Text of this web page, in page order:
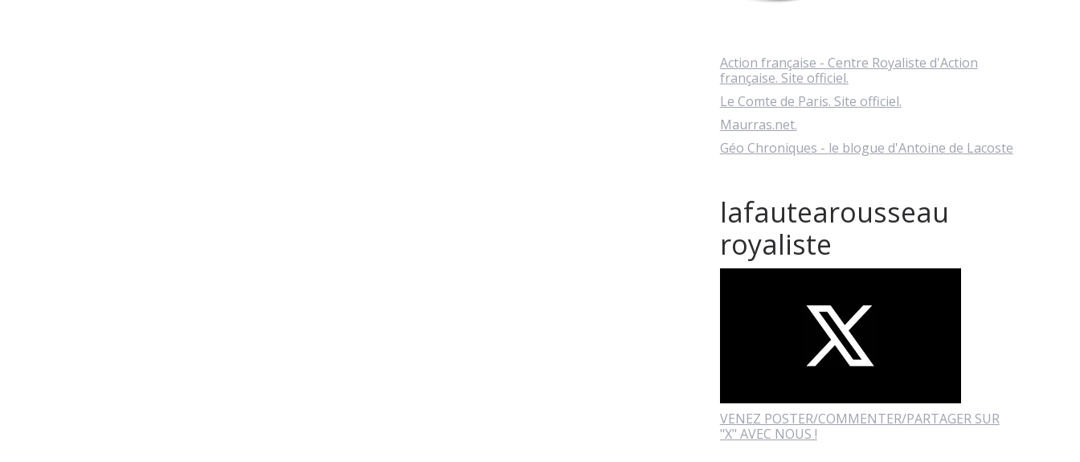
Action française - Centre Royaliste d'Action
française. Site officiel.
Le Comte de Paris. Site officiel.
Maurras.net.
Géo Chroniques - le blogue d'Antoine de Lacoste
lafautearousseau
royaliste
VENEZ POSTER/COMMENTER/PARTAGER SUR
"X" AVEC NOUS !